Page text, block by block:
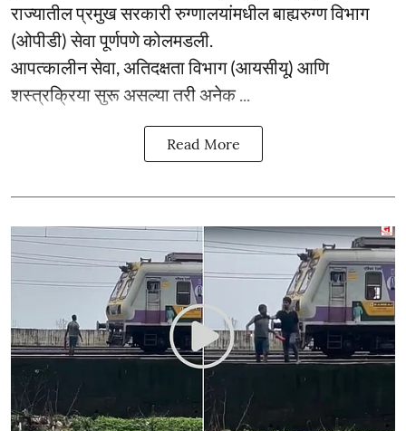
राज्यातील प्रमुख सरकारी रुग्णालयांमधील बाह्यरुग्ण विभाग
(ओपीडी) सेवा पूर्णपणे कोलमडली.
आपत्कालीन सेवा, अतिदक्षता विभाग (आयसीयू) आणि
शस्त्रक्रिया सुरू असल्या तरी अनेक ...
Read More